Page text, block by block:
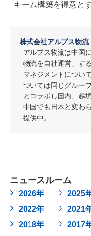
キーム構築を得意とす
株式会社アルプス物流
アルプス物流は中国
物流を自社運営」す
マネジメントについ
ついては同じグルー
とコラボし国内、越
中国でも日本と変わ
提供中。
ニュースルーム
2026年 2025
2022年
2021
2018年
2017